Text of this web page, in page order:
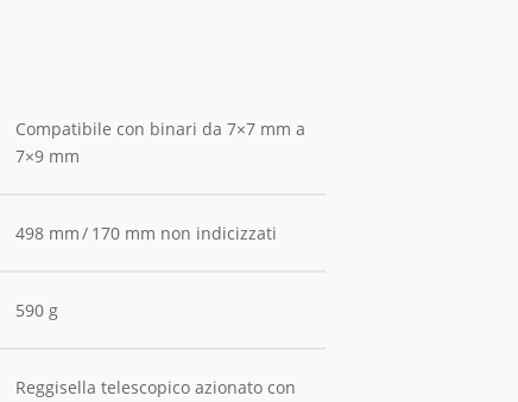
Compatibile con binari da 7×7 mm a
7×9 mm
498 mm / 170 mm non indicizzati
590 g
Reggisella telescopico azionato con